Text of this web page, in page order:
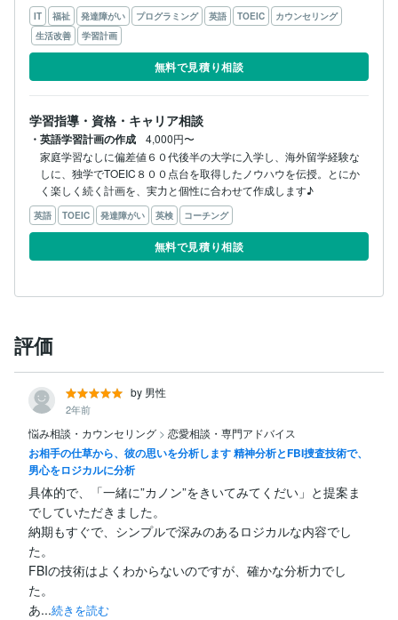
IT 福祉 発達障がい プログラミング 英語 TOEIC
カウンセリング
生活改善
学習計画
無料で見積り相談
学習指導・資格・キャリア相談
・英語学習計画の作成
4,000円〜
家庭学習なしに偏差値６０代後半の大学に入学し、海外留学経験な
しに、独学でTOEIC８００点台を取得したノウハウを伝授。とにか
英語 TOEIC 発達障がい 英検 コーチング
無料で見積り相談
評価
by 男性
2年前
悩み相談・カウンセリング > 恋愛相談・専門アドバイス
お相手の仕草から、彼の思いを分析します 精神分析とFBI捜査技術で、
男心をロジカルに分析
具体的で、「一緒に”カノン”をきいてみてくだい」と提案ま
でしていただきました。
納期もすぐで、シンプルで深みのあるロジカルな内容でし
た。
FBIの技術はよくわからないのですが、確かな分析力でし
た。
あ...続きを読む